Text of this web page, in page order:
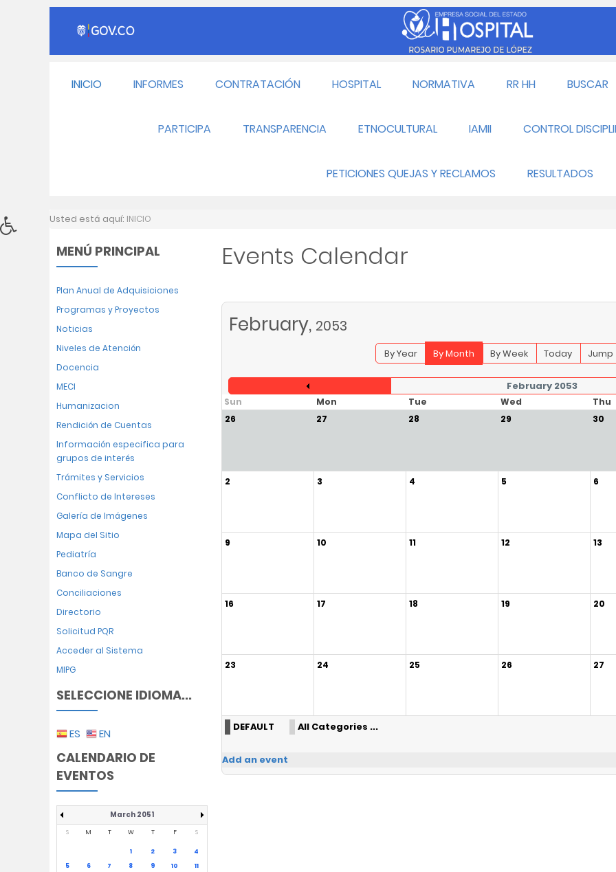
INICIO INFORMES CONTRATACIÓN HOSPITAL NORMATIVA RR HH BUSCAR
PARTICIPA TRANSPARENCIA ETNOCULTURAL IAMII CONTROL
PETICIONES QUEJAS Y RECLAMOS RESULTADOS
Usted está aquí: INICIO
MENÚ PRINCIPAL
Plan Anual de Adquisiciones
Programas y Proyectos
Noticias
Niveles de Atención
Docencia
MECI
Humanizacion
Rendición de Cuentas
Información especifica para
grupos de interés
Trámites y Servicios
Conflicto de Intereses
Galería de Imágenes
Mapa del Sitio
Pediatría
Banco de Sangre
Conciliaciones
Directorio
Solicitud PQR
Acceder al Sistema
MIPG
SELECCIONE IDIOMA...
ES EN
CALENDARIO DE
EVENTOS
March 2051
S M T W T F S
1 2 3
4
5
6 7 8 9 10
11
Events Calendar
February, 2053
By Year By Month By Week Today
February 2053
Sun Mon Tue Wed
Thu
26
27 28 29 30
2 3 4 5 6
9 10 11 12 13
16 17 18 19 20
23 24 25 26 27
DEFAULT All Categories ...
Add an event